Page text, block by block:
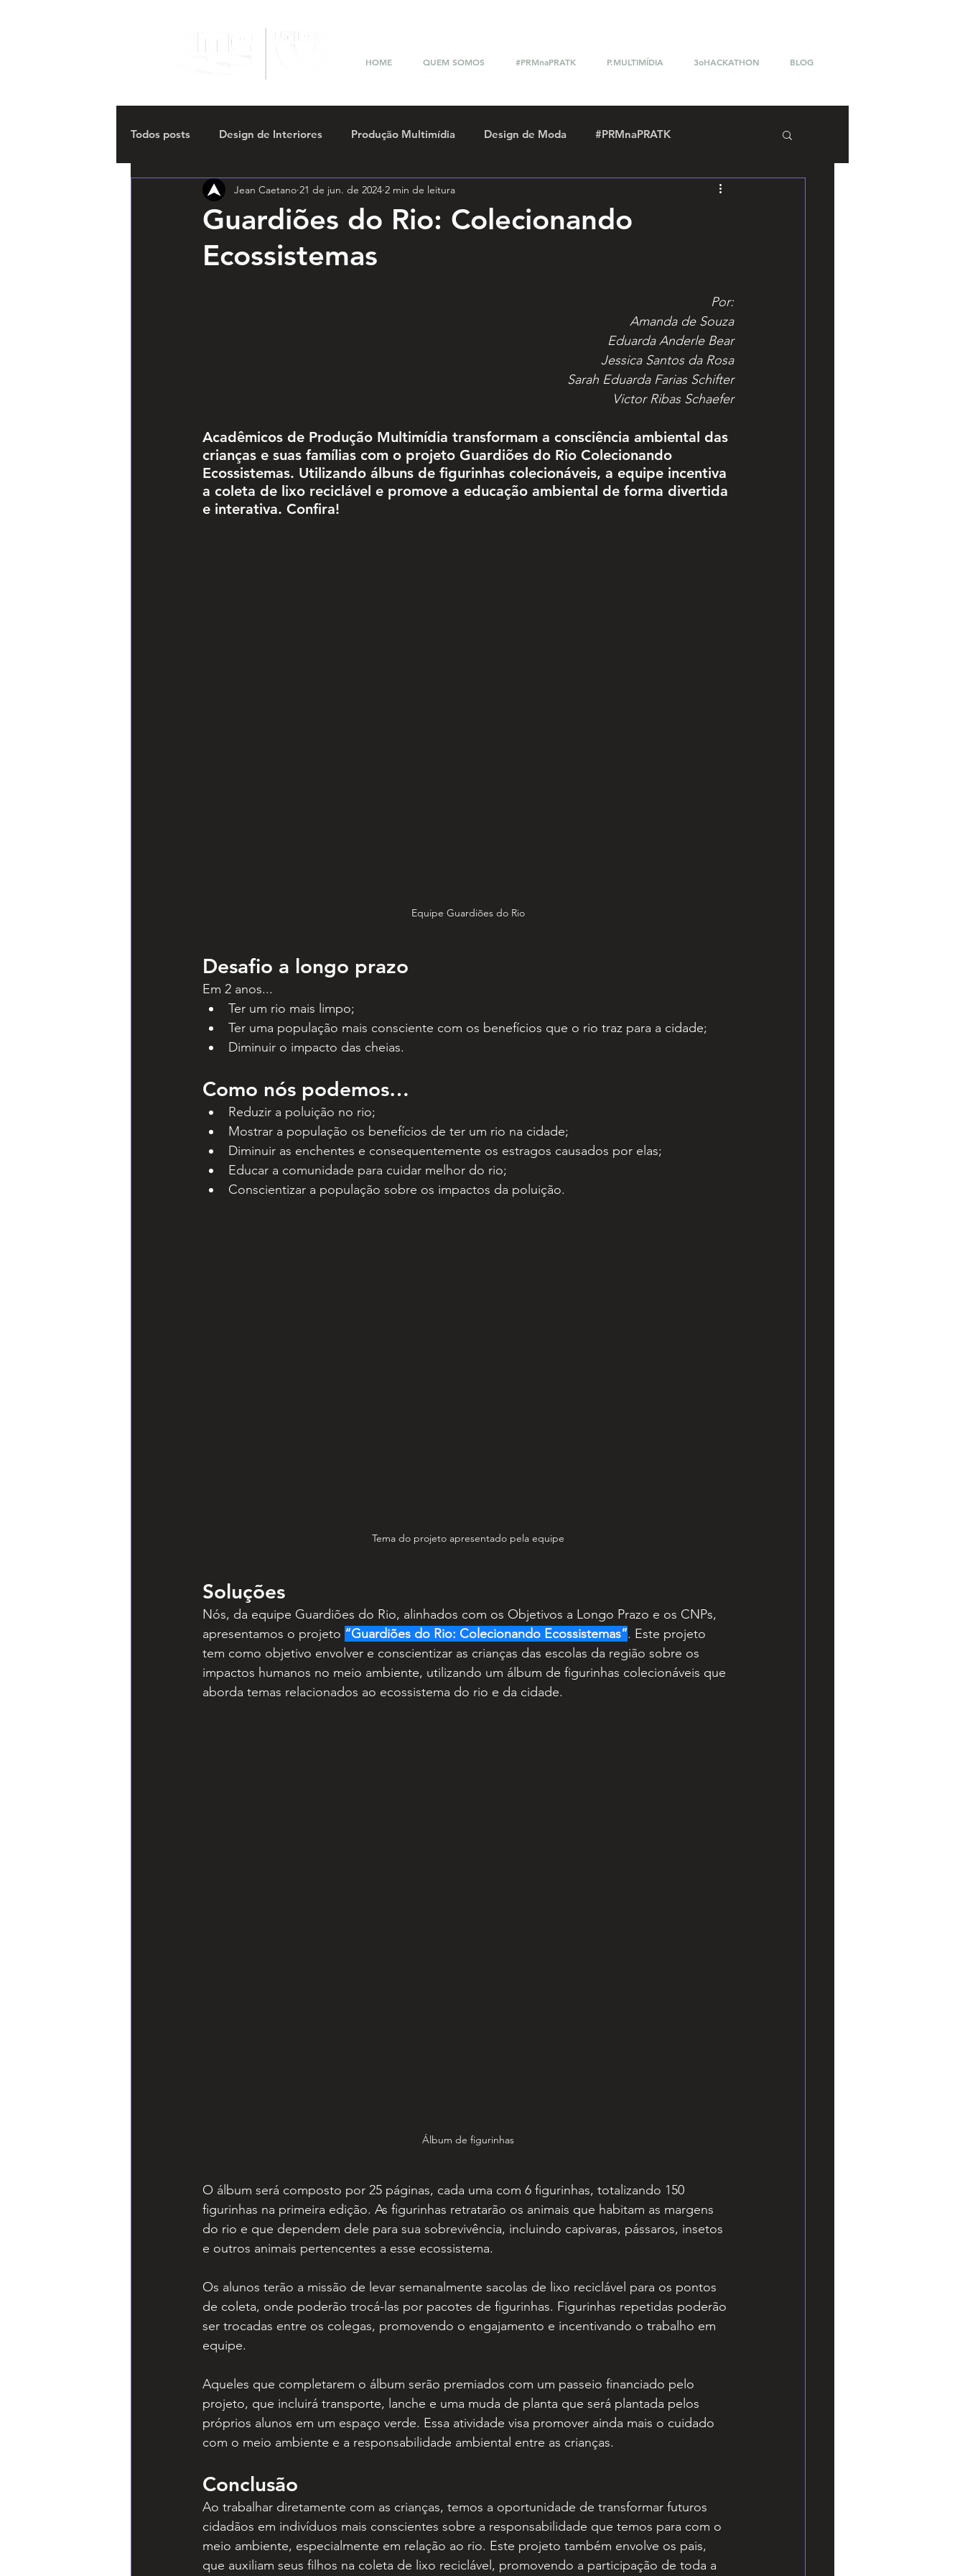
HOME QUEM SOMOS #PRMnaPRATK P.MULTIMÍDIA 3oHACKATHON BLOG
Todos posts Design de Interiores Produção Multimídia Design de Moda #PRMnaPRATK
Hackathon Multimídia 4o Hackathon Multimídia
Guardiões do Rio: Colecionando
Ecossistemas
Jean Caetano 21 de jun. de 2024 2 min de leitura
Por:
Amanda de Souza
Eduarda Anderle Bear
Jessica Santos da Rosa
Sarah Eduarda Farias Schifter
Victor Ribas Schaefer
Acadêmicos de Produção Multimídia transformam a consciência ambiental das
crianças e suas famílias com o projeto Guardiões do Rio Colecionando
Ecossistemas. Utilizando álbuns de figurinhas colecionáveis, a equipe incentiva
a coleta de lixo reciclável e promove a educação ambiental de forma divertida
e interativa. Confira!
Equipe Guardiões do Rio
Desafio a longo prazo
Em 2 anos...
Ter um rio mais limpo;
Ter uma população mais consciente com os benefícios que o rio traz para a cidade;
Diminuir o impacto das cheias.
Como nós podemos…
Reduzir a poluição no rio;
Mostrar a população os benefícios de ter um rio na cidade;
Diminuir as enchentes e consequentemente os estragos causados por elas;
Educar a comunidade para cuidar melhor do rio;
Conscientizar a população sobre os impactos da poluição.
Tema do projeto apresentado pela equipe
Soluções
Nós, da equipe Guardiões do Rio, alinhados com os Objetivos a Longo Prazo e os CNPs,
apresentamos o projeto “Guardiões do Rio: Colecionando Ecossistemas”. Este projeto
tem como objetivo envolver e conscientizar as crianças das escolas da região sobre os
impactos humanos no meio ambiente, utilizando um álbum de figurinhas colecionáveis que
aborda temas relacionados ao ecossistema do rio e da cidade.
Álbum de figurinhas
O álbum será composto por 25 páginas, cada uma com 6 figurinhas, totalizando 150
figurinhas na primeira edição. As figurinhas retratarão os animais que habitam as margens
do rio e que dependem dele para sua sobrevivência, incluindo capivaras, pássaros, insetos
e outros animais pertencentes a esse ecossistema.
Os alunos terão a missão de levar semanalmente sacolas de lixo reciclável para os pontos
de coleta, onde poderão trocá-las por pacotes de figurinhas. Figurinhas repetidas poderão
ser trocadas entre os colegas, promovendo o engajamento e incentivando o trabalho em
equipe.
Aqueles que completarem o álbum serão premiados com um passeio financiado pelo
projeto, que incluirá transporte, lanche e uma muda de planta que será plantada pelos
próprios alunos em um espaço verde. Essa atividade visa promover ainda mais o cuidado
com o meio ambiente e a responsabilidade ambiental entre as crianças.
Conclusão
Ao trabalhar diretamente com as crianças, temos a oportunidade de transformar futuros
cidadãos em indivíduos mais conscientes sobre a responsabilidade que temos para com o
meio ambiente, especialmente em relação ao rio. Este projeto também envolve os pais,
que auxiliam seus filhos na coleta de lixo reciclável, promovendo a participação de toda a